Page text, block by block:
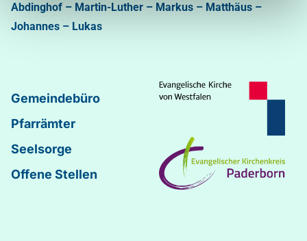
Abdinghof – Martin-Luther – Markus – Matthäus –
Johannes – Lukas
Gemeindebüro
Pfarrämter
Seelsorge
Offene Stellen